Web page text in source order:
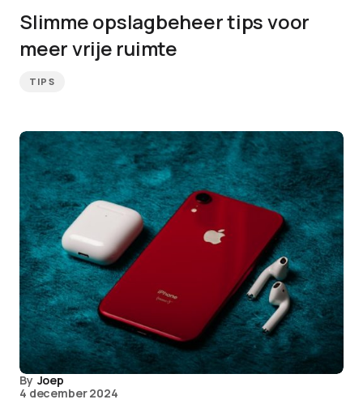
Slimme opslagbeheer tips voor
meer vrije ruimte
TIPS
By Joep
4 december 2024